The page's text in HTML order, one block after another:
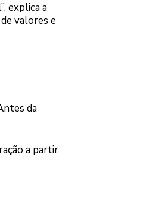
explica a
valores e
da
a partir